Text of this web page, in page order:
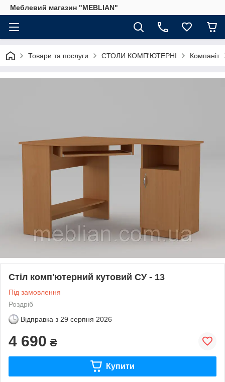
Меблевий магазин "MEBLIAN"
Товари та послуги СТОЛИ КОМП'ЮТЕРНІ Компаніт
Стіл комп'ютерний кутовий СУ - 13
Під замовлення
Роздріб
Відправка з 29 серпня 2026
4 690 ₴
Купити